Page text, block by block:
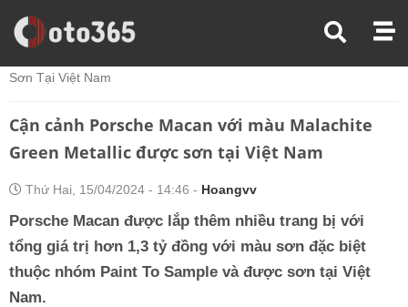
Trang Chủ
Thế Giới Xe
Sơn Tại Việt Nam
Cận cảnh Porsche Macan với màu Malachite
Green Metallic được sơn tại Việt Nam
Thứ Hai, 15/04/2024 - 14:46 - Hoangvv
Porsche Macan được lắp thêm nhiều trang bị với
tổng giá trị hơn 1,3 tỷ đồng với màu sơn đặc biệt
thuộc nhóm Paint To Sample và được sơn tại Việt
Nam.